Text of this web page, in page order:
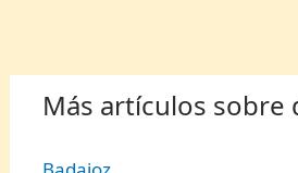
Más artículos sobre